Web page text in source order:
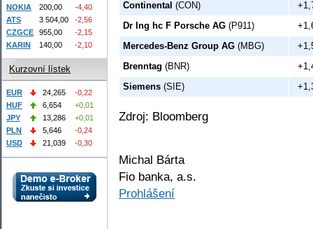
Continental (CON)
Dr Ing hc F Porsche AG (P911)
Mercedes-Benz Group AG (MBG)
Brenntag (BNR)
Siemens (SIE)
Zdroj: Bloomberg
Michal Bárta
Fio banka, a.s.
Prohlášení
NOKIA
200,00
-4,40
ATS
3 504,00
-2,56
CZGCE
955,00
-2,15
KARIN
140,00 -2,10
Kurzovní lístek
EUR 24,265
-0,22
HUF
6,654
+0,01
JPY
13,286
+0,01
PLN
5,646
-0,24
USD
21,039 -0,30